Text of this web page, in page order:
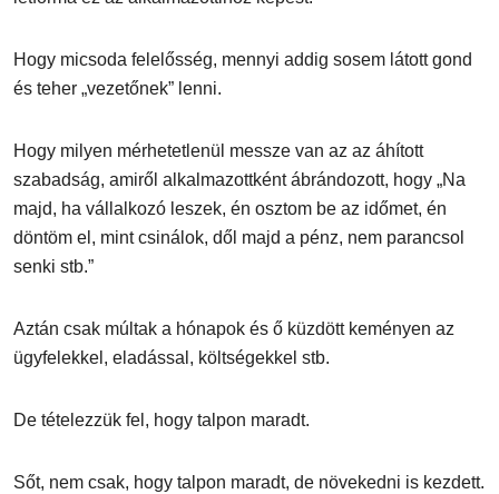
Hogy micsoda felelősség, mennyi addig sosem látott gond
és teher „vezetőnek” lenni.
Hogy milyen mérhetetlenül messze van az az áhított
szabadság, amiről alkalmazottként ábrándozott, hogy „Na
majd, ha vállalkozó leszek, én osztom be az időmet, én
döntöm el, mint csinálok, dől majd a pénz, nem parancsol
senki stb.”
Aztán csak múltak a hónapok és ő küzdött keményen az
ügyfelekkel, eladással, költségekkel stb.
De tételezzük fel, hogy talpon maradt.
Sőt, nem csak, hogy talpon maradt, de növekedni is kezdett.